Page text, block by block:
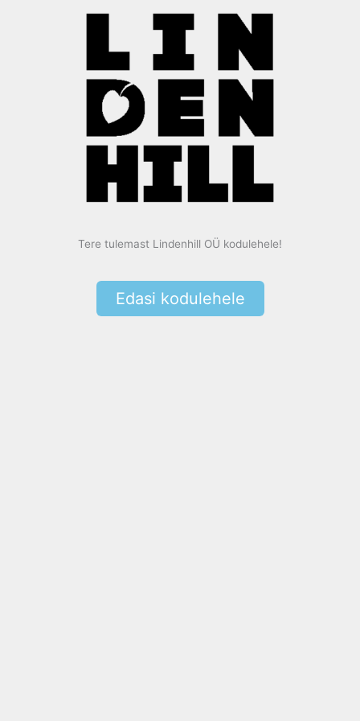
Tere tulemast Lindenhill OÜ kodulehele!
Edasi kodulehele